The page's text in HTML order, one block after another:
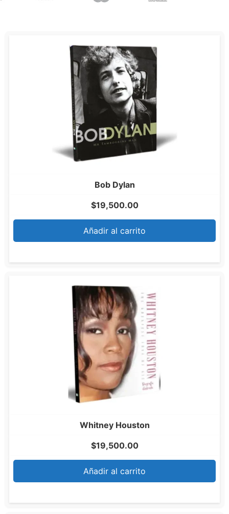
Bob Dylan
$19,500.00
Añadir al carrito
Whitney Houston
$19,500.00
Añadir al carrito